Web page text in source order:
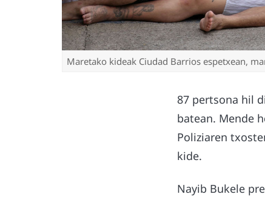
Maretako kideak Ciudad Barrios espetxean,
87 pertsona hil
batean. Mende
Poliziaren
kide.
Nayib Bukele